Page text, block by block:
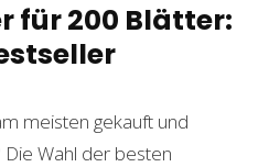
für 200 Blätter:
meisten gekauft und
Wahl der besten